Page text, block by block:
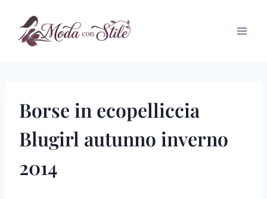
contenuto
Borse in ecopelliccia
Blugirl autunno inverno
2014